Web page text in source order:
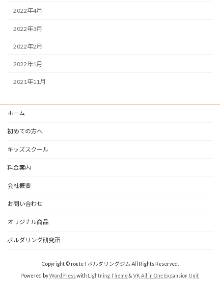
2022年4月
2022年3月
2022年2月
2022年1月
2021年11月
ホーム
初めての方へ
キッズスクール
料金案内
会社概要
お問い合わせ
オリジナル商品
ボルダリング研究所
Copyright © route f ボルダリングジム All Rights Reserved.
Powered byWordPresswith Lightning Theme&VK All in One Expansion Unit